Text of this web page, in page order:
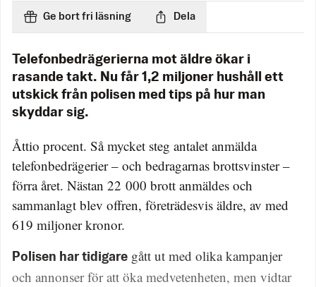
Ge bort fri läsning Dela
Telefonbedrägerierna mot äldre ökar i
rasande takt. Nu får 1,2 miljoner hushåll ett
utskick från polisen med tips på hur man
skyddar sig.
Åttio procent. Så mycket steg antalet anmälda
telefonbedrägerier – och bedragarnas brottsvinster –
förra året. Nästan 22 000 brott anmäldes och
sammanlagt blev offren, företrädesvis äldre, av med
619 miljoner kronor.
Polisen har tidigare gått ut med olika kampanjer
och annonser för att öka medvetenheten, men vidtar